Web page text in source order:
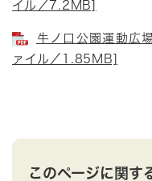
イル／7.2MB]
牛ノ口公園運動広
ァイル／1.85MB]
このページに関す